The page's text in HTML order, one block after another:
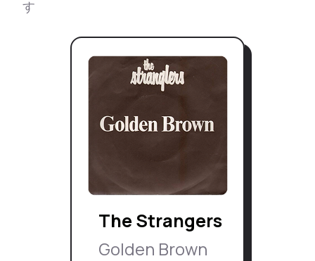
す
The Strangers
Golden Brown